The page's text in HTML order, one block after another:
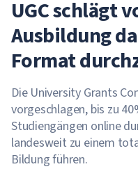
UGC schlägt
Ausbildung
Format
Die University Grants
vorgeschlagen, bis zu
Studiengängen online
landesweit zu einem
Bildung führen.